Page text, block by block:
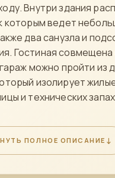
Внутри здания
которым ведет
два санузла и
Гостиная совмещена
можно пройти из
изолирует
и технических
строительства
полную смету
ПОЛНОЕ ОПИСАНИЕ ↓